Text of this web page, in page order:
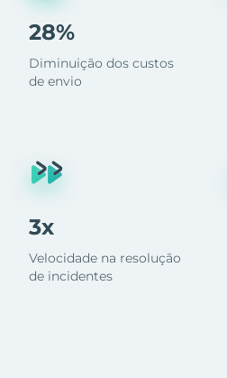
28%
Diminuição dos custos
de envio
3x
Velocidade na resolução
de incidentes